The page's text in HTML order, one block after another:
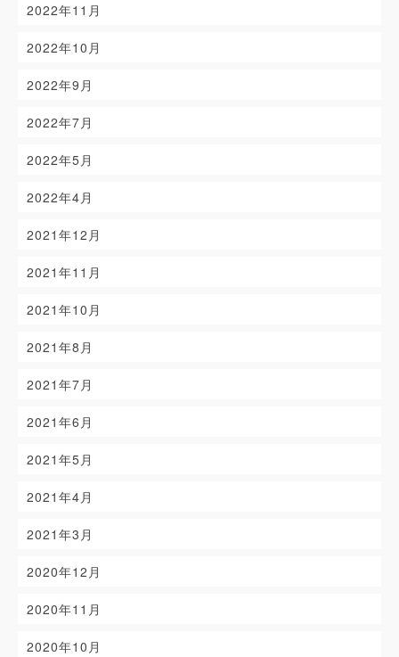
2022年11月
2022年10月
2022年9月
2022年7月
2022年5月
2022年4月
2021年12月
2021年11月
2021年10月
2021年8月
2021年7月
2021年6月
2021年5月
2021年4月
2021年3月
2020年12月
2020年11月
2020年10月